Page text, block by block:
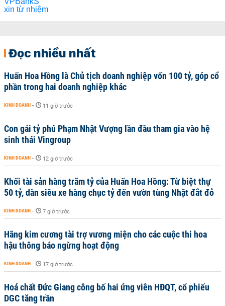
Đọc nhiều nhất
Huấn Hoa Hồng là Chủ tịch doanh nghiệp vốn 100 tỷ, góp cổ
phần trong hai doanh nghiệp khác
KINH DOANH - 11 giờ trước
Con gái tỷ phú Phạm Nhật Vượng lần đầu tham gia vào hệ
sinh thái Vingroup
KINH DOANH - 12 giờ trước
Khối tài sản hàng trăm tỷ của Huấn Hoa Hồng: Từ biệt thự
50 tỷ, dàn siêu xe hàng chục tỷ đến vườn tùng Nhật đắt đỏ
KINH DOANH - 7 giờ trước
Hãng kim cương tài trợ vương miện cho các cuộc thi hoa
hậu thông báo ngừng hoạt động
KINH DOANH - 17 giờ trước
Hoá chất Đức Giang công bố hai ứng viên HĐQT, cổ phiếu
DGC tăng trần